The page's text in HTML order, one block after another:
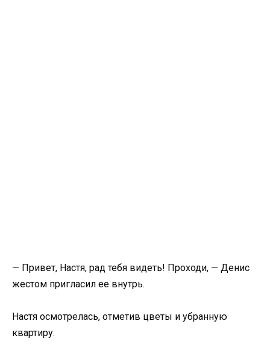
— Привет, Настя, рад тебя видеть! Проходи, — Денис
жестом пригласил ее внутрь.
Настя осмотрелась, отметив цветы и убранную
квартиру.